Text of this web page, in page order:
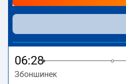
маршрут на станції
Okrzei, 87-800 Wloclawek
06:28
Збоншинек